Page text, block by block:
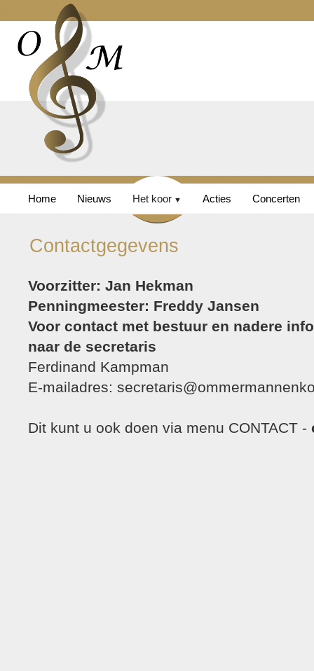
Home Nieuws Het koor Acties Concerten
Contactgegevens
Voorzitter: Jan Hekman
Penningmeester: Freddy Jansen
Voor contact met bestuur en nadere
naar de secretaris
Ferdinand Kampman
E-mailadres:
Dit kunt u ook doen via menu CONTACT -